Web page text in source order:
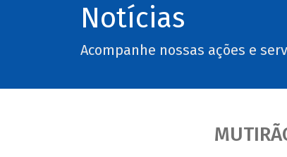
Notícias
Acompanhe nossas ações e